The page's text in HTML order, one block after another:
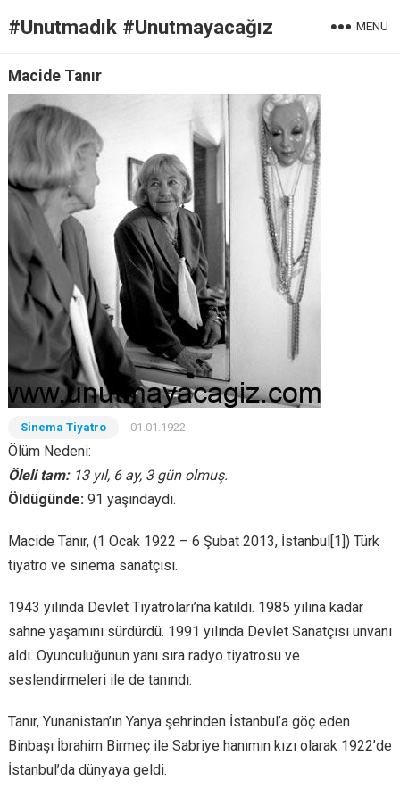
#Unutmadık #Unutmayacağız MENU
Macide Tanır
Sinema Tiyatro 01.01.1922
Ölüm Nedeni:
Öleli tam: 13 yıl, 6 ay, 3 gün olmuş.
Öldügünde: 91 yaşındaydı.
Macide Tanır, (1 Ocak 1922 – 6 Şubat 2013, İstanbul[1]) Türk
tiyatro ve sinema sanatçısı.
1943 yılında Devlet Tiyatroları’na katıldı. 1985 yılına kadar
sahne yaşamını sürdürdü. 1991 yılında Devlet Sanatçısı unvanı
aldı. Oyunculuğunun yanı sıra radyo tiyatrosu ve
seslendirmeleri ile de tanındı.
Tanır, Yunanistan’ın Yanya şehrinden İstanbul’a göç eden
Binbaşı İbrahim Birmeç ile Sabriye hanımın kızı olarak 1922’de
İstanbul’da dünyaya geldi.